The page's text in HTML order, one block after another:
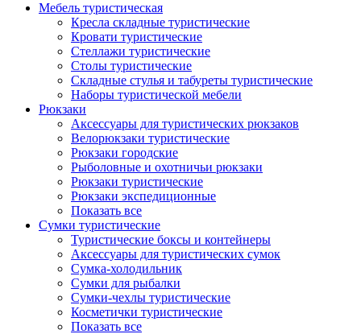
Мебель туристическая
Кресла складные туристические
Кровати туристические
Стеллажи туристические
Столы туристические
Складные стулья и табуреты туристические
Наборы туристической мебели
Рюкзаки
Аксессуары для туристических рюкзаков
Велорюкзаки туристические
Рюкзаки городские
Рыболовные и охотничьи рюкзаки
Рюкзаки туристические
Рюкзаки экспедиционные
Показать все
Сумки туристические
Туристические боксы и контейнеры
Аксессуары для туристических сумок
Сумка-холодильник
Сумки для рыбалки
Сумки-чехлы туристические
Косметички туристические
Показать все